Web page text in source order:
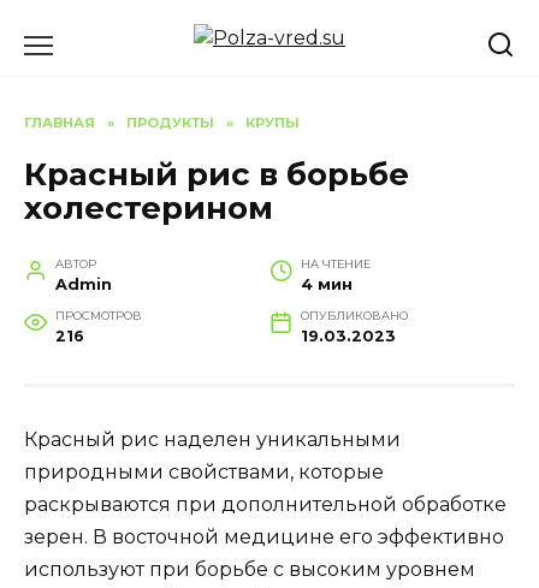
ГЛАВНАЯ » ПРОДУКТЫ » КРУПЫ
Красный рис в борьбе
холестерином
АВТОР
Admin
НА ЧТЕНИЕ
4 мин
ПРОСМОТРОВ
216
ОПУБЛИКОВАНО
19.03.2023
Красный рис наделен уникальными
природными свойствами, которые
раскрываются при дополнительной обработке
зерен. В восточной медицине его эффективно
используют при борьбе с высоким уровнем